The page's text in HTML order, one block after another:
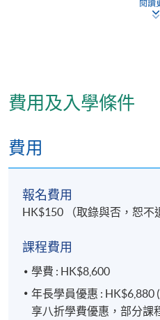
以粵語為主。所有教材、考
學員順利完成課程可按香港
業進修學院獲准頒授應用
現時接受報名
日期 / 時間
閱讀
費用及入學條件
費用
報名費用
HK$150 （取錄與否，恕不
課程費用
學費 : HK$8,600
年長學員優惠 :
享八折學費優惠，部分課